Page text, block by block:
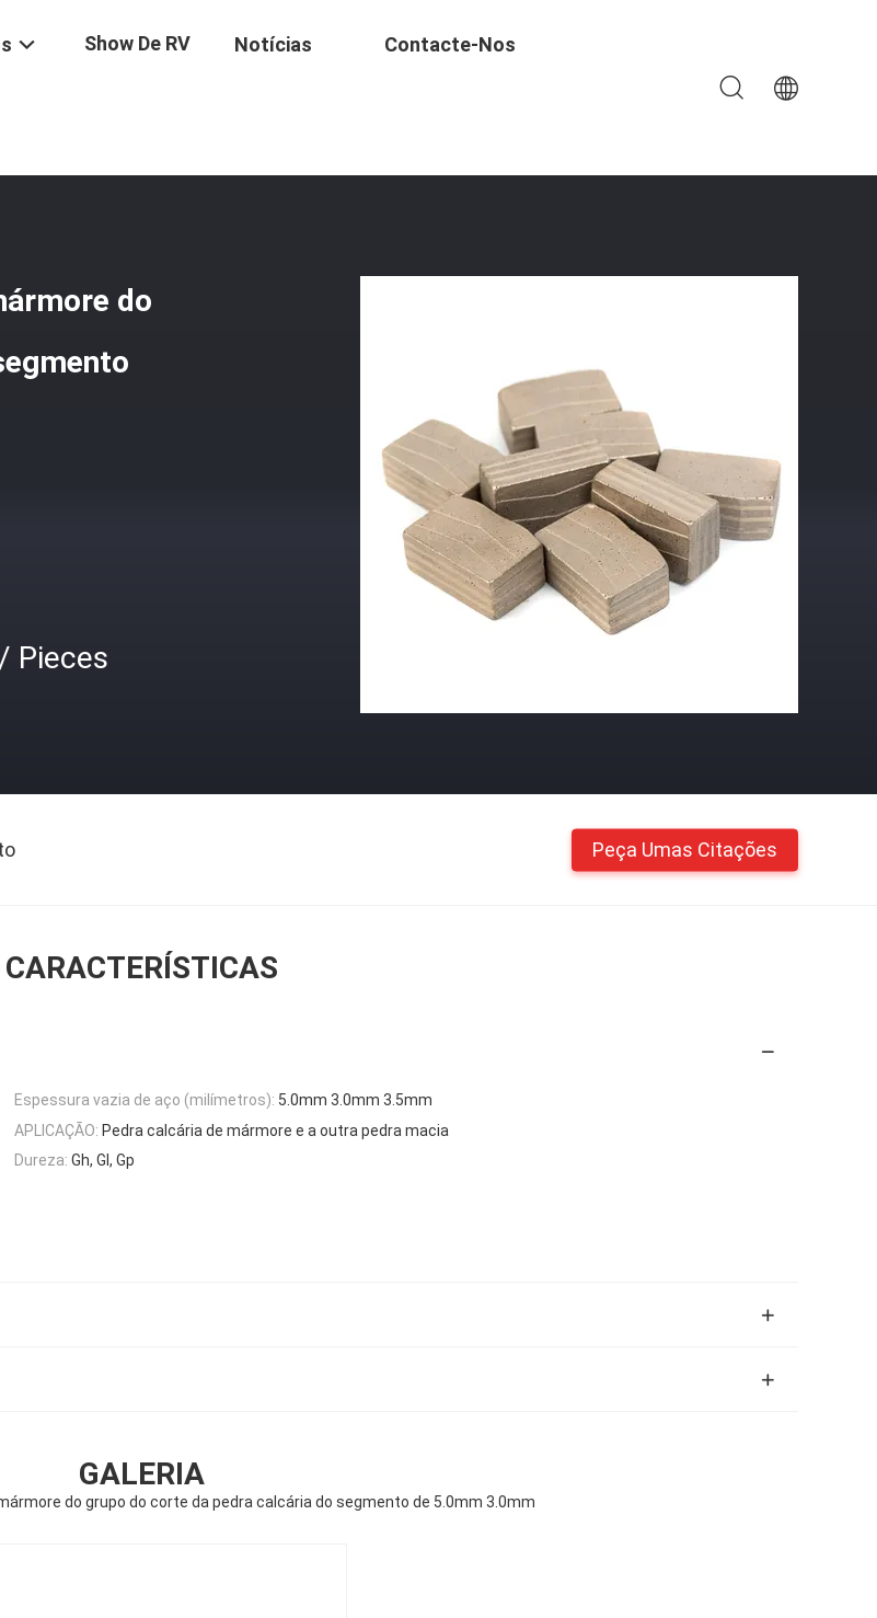
Show De RV Notícias Contacte-Nos
do
Pieces
Peça Umas Citações
CARACTERÍSTICAS
Espessura vazia de aço (milímetros): 5.0mm 3.0mm 3.5mm
APLICAÇÃO: Pedra calcária de mármore e a outra pedra macia
Dureza: Gh, Gl, Gp
GALERIA
do grupo do corte da pedra calcária do segmento de 5.0mm 3.0mm